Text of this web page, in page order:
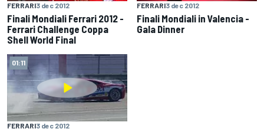
FERRARI3 dec 2012
Finali Mondiali Ferrari 2012 -
Ferrari Challenge Coppa
Shell World Final
FERRARI3 dec 2012
Finali Mondiali in Valencia -
Gala Dinner
01:11
FERRARI3 dec 2012